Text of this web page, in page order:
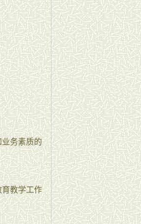
务素质的
教学工作